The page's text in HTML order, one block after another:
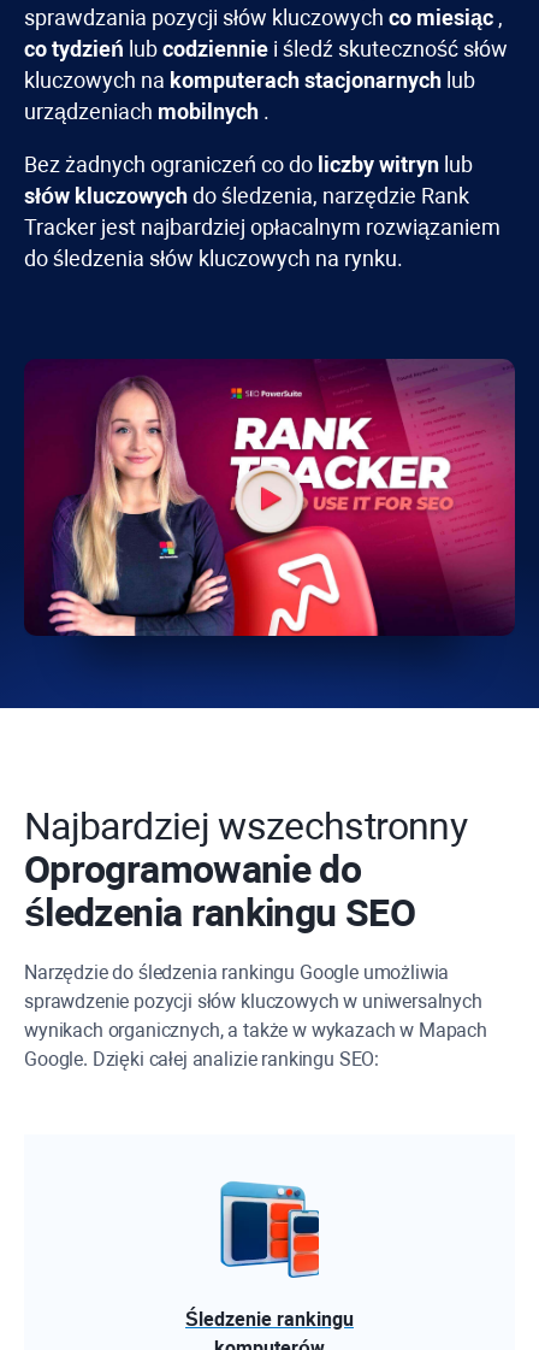
sprawdzania pozycji słów kluczowych co miesiąc ,
co tydzień lubcodziennie i śledź skuteczność słów
kluczowych na komputerach stacjonarnych lub
urządzeniach mobilnych .
Bez żadnych ograniczeń co do liczby witryn lub
słów kluczowychdo śledzenia, narzędzie Rank
Tracker jest najbardziej opłacalnym rozwiązaniem
do śledzenia słów kluczowych na rynku.
Najbardziej wszechstronny
Oprogramowanie do
śledzenia rankingu SEO
Narzędzie do śledzenia rankingu Google umożliwia
sprawdzenie pozycji słów kluczowych w uniwersalnych
wynikach organicznych, a także w wykazach w Mapach
Google. Dzięki całej analizie rankingu SEO:
Śledzenie rankingu